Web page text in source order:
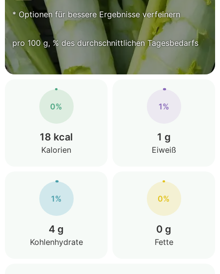
* Optionen für bessere Ergebnisse verfeinern
pro 100 g, % des durchschnittlichen Tagesbedarfs
0%
18 kcal
Kalorien
1%
1 g
Eiweiß
1%
4 g
Kohlenhydrate
0%
0 g
Fette